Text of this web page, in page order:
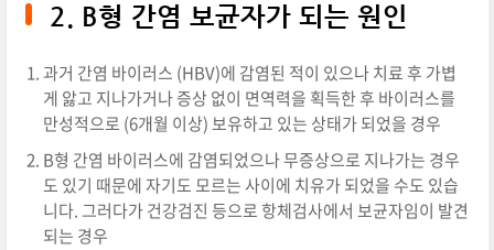
2. B형 간염 보균자가 되는 원인
과거 간염 바이러스 (HBV)에 감염된 적이 있으나 치료 후 가볍
게 앓고 지나가거나 증상 없이 면역력을 획득한 후 바이러스를
만성적으로 (6개월 이상) 보유하고 있는 상태가 되었을 경우
B형 간염 바이러스에 감염되었으나 무증상으로 지나가는 경우
도 있기 때문에 자기도 모르는 사이에 치유가 되었을 수도 있습
니다. 그러다가 건강검진 등으로 항체검사에서 보균자임이 발견
되는 경우